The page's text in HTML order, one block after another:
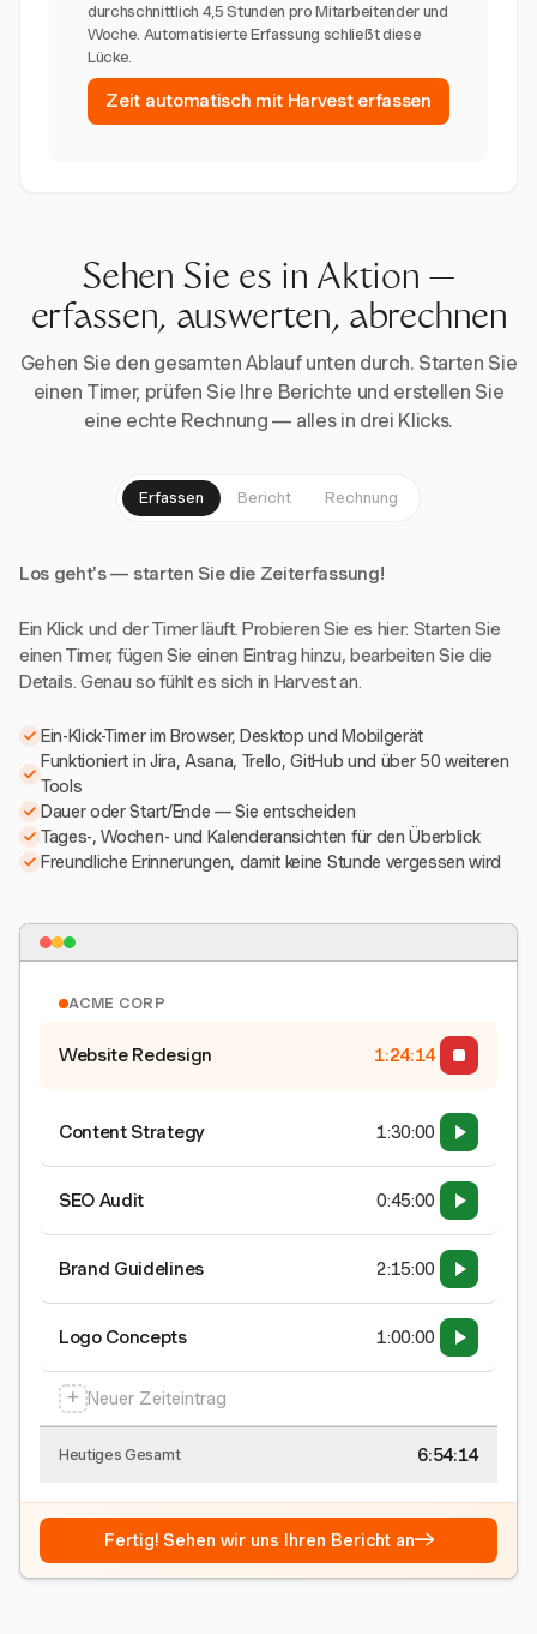
durchschnittlich 4,5 Stunden pro Mitarbeitender und
Woche. Automatisierte Erfassung schließt diese
Lücke.
Zeit automatisch mit Harvest erfassen
Sehen Sie es in Aktion —
erfassen, auswerten, abrechnen
Gehen Sie den gesamten Ablauf unten durch. Starten Sie
einen Timer, prüfen Sie Ihre Berichte und erstellen Sie
eine echte Rechnung — alles in drei Klicks.
Erfassen Bericht Rechnung
Los geht's — starten Sie die Zeiterfassung!
Ein Klick und der Timer läuft. Probieren Sie es hier: Starten Sie
einen Timer, fügen Sie einen Eintrag hinzu, bearbeiten Sie die
Details. Genau so fühlt es sich in Harvest an.
Ein-Klick-Timer im Browser, Desktop und Mobilgerät
Funktioniert in Jira, Asana, Trello, GitHub und über 50 weiteren
Tools
Dauer oder Start/Ende — Sie entscheiden
Tages-, Wochen- und Kalenderansichten für den Überblick
Freundliche Erinnerungen, damit keine Stunde vergessen wird
ACME CORP
Website Redesign 1:24:15
Content Strategy 1:30:00
SEO Audit 0:45:00
Brand Guidelines 2:15:00
Logo Concepts 1:00:00
+ Neuer Zeiteintrag
Heutiges Gesamt 6:54:15
Fertig! Sehen wir uns Ihren Bericht an→